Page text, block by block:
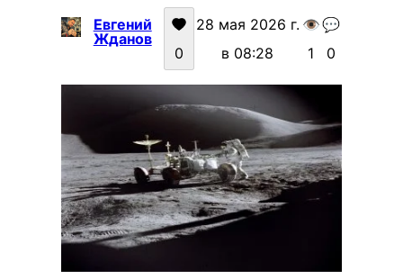
Евгений
Жданов
0
28 мая 2026 г.
в 08:28
👁️
1
💬
0